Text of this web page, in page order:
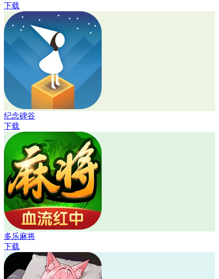
下载
纪念碑谷
下载
多乐麻将
下载